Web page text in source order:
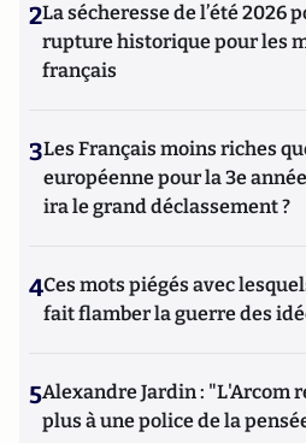
2La sécheresse de l’été 2026
rupture historique pour les
français
3Les Français moins riches
européenne pour la 3e
ira le grand déclassement ?
4Ces mots piégés avec
fait flamber la guerre des
5Alexandre Jardin : "L'Arcom
plus à une police de la